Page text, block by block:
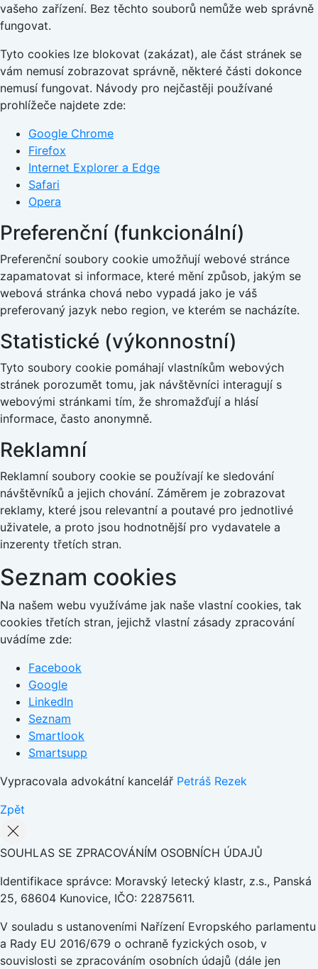
vašeho zařízení. Bez těchto souborů nemůže web správně
fungovat.
Tyto cookies lze blokovat (zakázat), ale část stránek se
vám nemusí zobrazovat správně, některé části dokonce
nemusí fungovat. Návody pro nejčastěji používané
prohlížeče najdete zde:
Google Chrome
Firefox
Internet Explorer a Edge
Safari
Opera
Preferenční (funkcionální)
Preferenční soubory cookie umožňují webové stránce
zapamatovat si informace, které mění způsob, jakým se
webová stránka chová nebo vypadá jako je váš
preferovaný jazyk nebo region, ve kterém se nacházíte.
Statistické (výkonnostní)
Tyto soubory cookie pomáhají vlastníkům webových
stránek porozumět tomu, jak návštěvníci interagují s
webovými stránkami tím, že shromažďují a hlásí
informace, často anonymně.
Reklamní
Reklamní soubory cookie se používají ke sledování
návštěvníků a jejich chování. Záměrem je zobrazovat
reklamy, které jsou relevantní a poutavé pro jednotlivé
uživatele, a proto jsou hodnotnější pro vydavatele a
inzerenty třetích stran.
Seznam cookies
Na našem webu využíváme jak naše vlastní cookies, tak
cookies třetích stran, jejichž vlastní zásady zpracování
uvádíme zde:
Facebook
Google
LinkedIn
Seznam
Smartlook
Smartsupp
Vypracovala advokátní kancelář Petráš Rezek
Zpět
SOUHLAS SE ZPRACOVÁNÍM OSOBNÍCH ÚDAJŮ
Identifikace správce: Moravský letecký klastr, z.s., Panská
25, 68604 Kunovice, IČO: 22875611.
V souladu s ustanoveními Nařízení Evropského parlamentu
a Rady EU 2016/679 o ochraně fyzických osob, v
souvislosti se zpracováním osobních údajů (dále jen